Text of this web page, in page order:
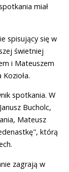
miał
spisujący się w
świetniej
i Mateuszem
spotkania. W
Bucholc,
Mateusz
którą
zagrają w